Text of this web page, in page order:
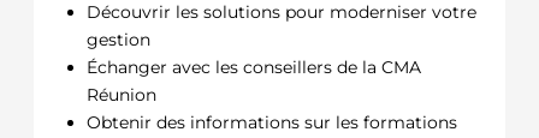
Découvrir les solutions pour moderniser votre
gestion
Échanger avec les conseillers de la CMA
Réunion
Obtenir des informations sur les formations